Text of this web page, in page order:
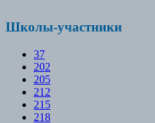
Школы-участники
37
202
205
212
215
218